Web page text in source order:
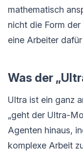
mathematisch
nicht die Form
eine Arbeiter
Was der
Ultra ist ein ganz
„geht der Ultra-
Agenten hinaus,
komplexe Arbeit